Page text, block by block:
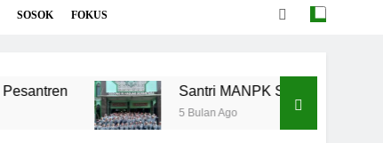
SOSOK FOKUS
Santri MANPK Surakarta Turun ke
5 Bulan Ago